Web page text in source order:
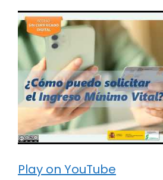
Play on YouTube